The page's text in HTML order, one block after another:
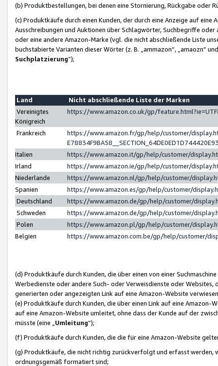
(b) Produktbestellungen, bei denen eine Stornierung, Rückgabe oder
(c) Produktkäufe durch einen Kunden, der durch eine Anzeige auf
Ausschreibungen und Auktionen über Schlagwörter, Suchbegriffe
oder eine andere Amazon-Marke (vgl. die nicht abschließende Liste
buchstabierte Varianten dieser Wörter (z. B. „ammazon“, „amaozn“
Suchplatzierung”);
Land
Nicht abschließende Liste der Marken
Vereinigtes
Königreich
https://www.amazon.co.uk/gp/
Frankreich
https://www.amazon.fr/gp/help/customer/
Italien
https://www.amazon.it/gp/help/customer/
Irland
https://www.amazon.ie/gp/help/customer/
Niederlande
https://www.amazon.nl/gp/help/customer/
Spanien
https://www.amazon.es/gp/help/customer/
Deutschland
https://www.amazon.de/gp/help/customer/
Schweden
https://www.amazon.de/gp/help/customer/
Polen
https://www.amazon.pl/gp/help/customer/
Belgien
https://www.amazon.com.be/gp/help/customer/
(d) Produktkäufe durch Kunden, die über einen von einer
Werbedienste oder andere Such- oder Verweisdienste oder Websites,
generierten oder angezeigten Link auf eine Amazon-Website
(e) Produktkäufe durch Kunden, die über einen Link auf eine
auf eine Amazon-Website umleitet, ohne dass der Kunde auf der
müsste (eine „ Umleitung“);
(f) Produktkäufe durch Kunden, die die für eine Amazon-Website
(g) Produktkäufe, die nicht richtig zurückverfolgt und erfasst werden,
ordnungsgemäß formatiert sind;